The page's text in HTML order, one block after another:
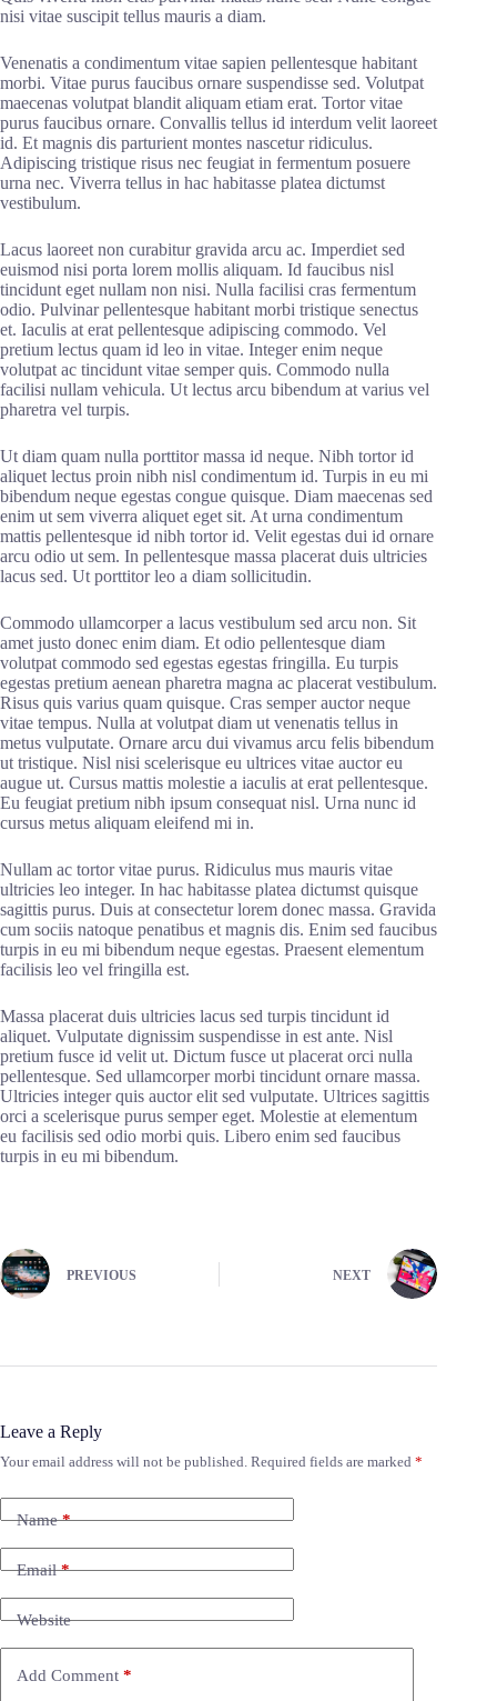
nisi vitae suscipit tellus mauris a diam.
Venenatis a condimentum vitae sapien pellentesque habitant
morbi. Vitae purus faucibus ornare suspendisse sed. Volutpat
maecenas volutpat blandit aliquam etiam erat. Tortor vitae
purus faucibus ornare. Convallis tellus id interdum velit laoreet
id. Et magnis dis parturient montes nascetur ridiculus.
Adipiscing tristique risus nec feugiat in fermentum posuere
urna nec. Viverra tellus in hac habitasse platea dictumst
vestibulum.
Lacus laoreet non curabitur gravida arcu ac. Imperdiet sed
euismod nisi porta lorem mollis aliquam. Id faucibus nisl
tincidunt eget nullam non nisi. Nulla facilisi cras fermentum
odio. Pulvinar pellentesque habitant morbi tristique senectus
et. Iaculis at erat pellentesque adipiscing commodo. Vel
pretium lectus quam id leo in vitae. Integer enim neque
volutpat ac tincidunt vitae semper quis. Commodo nulla
facilisi nullam vehicula. Ut lectus arcu bibendum at varius vel
pharetra vel turpis.
Ut diam quam nulla porttitor massa id neque. Nibh tortor id
aliquet lectus proin nibh nisl condimentum id. Turpis in eu mi
bibendum neque egestas congue quisque. Diam maecenas sed
enim ut sem viverra aliquet eget sit. At urna condimentum
mattis pellentesque id nibh tortor id. Velit egestas dui id ornare
arcu odio ut sem. In pellentesque massa placerat duis ultricies
lacus sed. Ut porttitor leo a diam sollicitudin.
Commodo ullamcorper a lacus vestibulum sed arcu non. Sit
amet justo donec enim diam. Et odio pellentesque diam
volutpat commodo sed egestas egestas fringilla. Eu turpis
egestas pretium aenean pharetra magna ac placerat vestibulum.
Risus quis varius quam quisque. Cras semper auctor neque
vitae tempus. Nulla at volutpat diam ut venenatis tellus in
metus vulputate. Ornare arcu dui vivamus arcu felis bibendum
ut tristique. Nisl nisi scelerisque eu ultrices vitae auctor eu
augue ut. Cursus mattis molestie a iaculis at erat pellentesque.
Eu feugiat pretium nibh ipsum consequat nisl. Urna nunc id
cursus metus aliquam eleifend mi in.
Nullam ac tortor vitae purus. Ridiculus mus mauris vitae
ultricies leo integer. In hac habitasse platea dictumst quisque
sagittis purus. Duis at consectetur lorem donec massa. Gravida
cum sociis natoque penatibus et magnis dis. Enim sed faucibus
turpis in eu mi bibendum neque egestas. Praesent elementum
facilisis leo vel fringilla est.
Massa placerat duis ultricies lacus sed turpis tincidunt id
aliquet. Vulputate dignissim suspendisse in est ante. Nisl
pretium fusce id velit ut. Dictum fusce ut placerat orci nulla
pellentesque. Sed ullamcorper morbi tincidunt ornare massa.
Ultricies integer quis auctor elit sed vulputate. Ultrices sagittis
orci a scelerisque purus semper eget. Molestie at elementum
eu facilisis sed odio morbi quis. Libero enim sed faucibus
turpis in eu mi bibendum.
PREVIOUS NEXT
Leave a Reply
Your email address will not be published. Required fields are marked *
Name*
Email*
Website
Add Comment *